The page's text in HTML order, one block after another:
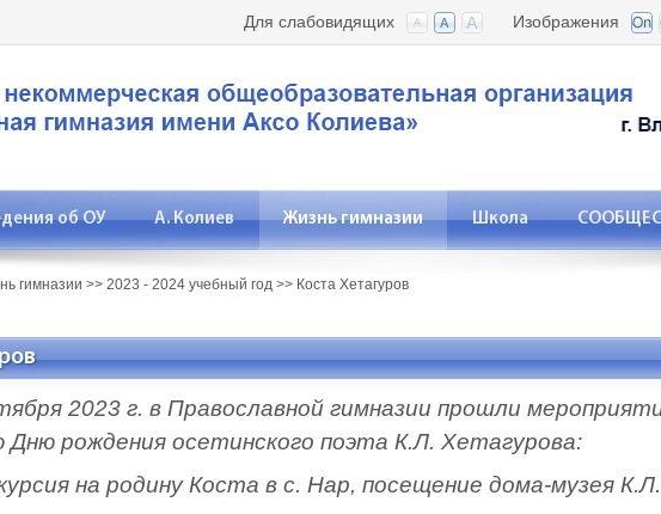
Изображения
Для слабовидящих
об ОУ А. Колиев Жизнь гимназии Школа
гимназии >> 2023 - 2024 учебный год >> Коста Хетагуров
2023 г. в Православной гимназии прошли
Дню рождения осетинского поэта К.Л. Хетагурова:
на родину Коста в с. Нар, посещение дома-музея